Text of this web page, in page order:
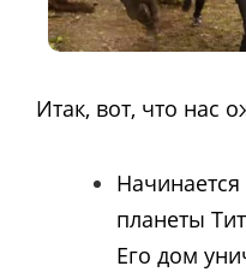
Итак, вот, что нас
планеты
Его дом